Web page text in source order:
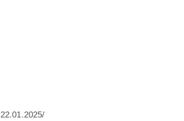
22.01.2025/